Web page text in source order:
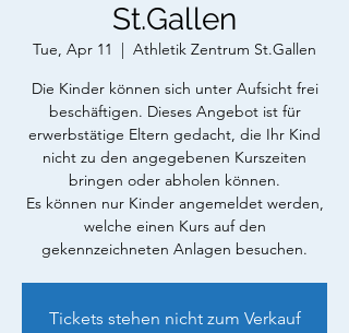
St.Gallen
Tue, Apr 11
  |
Athletik Zentrum St.Gallen
Die Kinder können sich unter Aufsicht frei
beschäftigen. Dieses Angebot ist für
erwerbstätige Eltern gedacht, die Ihr Kind
nicht zu den angegebenen Kurszeiten
bringen oder abholen können.
Es können nur Kinder angemeldet werden,
welche einen Kurs auf den
gekennzeichneten Anlagen besuchen.
Tickets stehen nicht zum Verkauf